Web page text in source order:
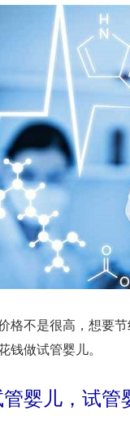
格不是很高，想要
钱做试管婴儿。
婴儿，试管